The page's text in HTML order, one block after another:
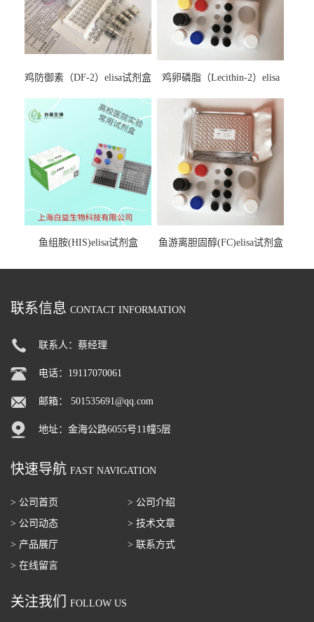
鸡防御素（DF-2）elisa试剂盒
鸡卵磷脂（Lecithin-2）elisa
鱼组胺(HIS)elisa试剂盒 鱼游离胆固醇(FC)elisa试剂盒
联系信息 CONTACT INFORMATION
联系人：蔡经理
电话：19117070061
邮箱： 501535691@qq.com
地址：金海公路6055号11幢5层
快速导航 FAST NAVIGATION
> 公司首页
> 公司介绍
> 公司动态
> 技术文章
> 产品展厅
> 联系方式
> 在线留言
关注我们 FOLLOW US